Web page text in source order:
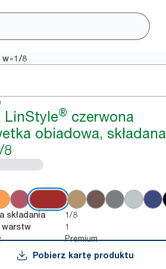
w∘1/8
LinStyle® czerwona
obiadowa, składana
8
składania 1/8
warstw 1
Premium
Pobierz kartę produktu